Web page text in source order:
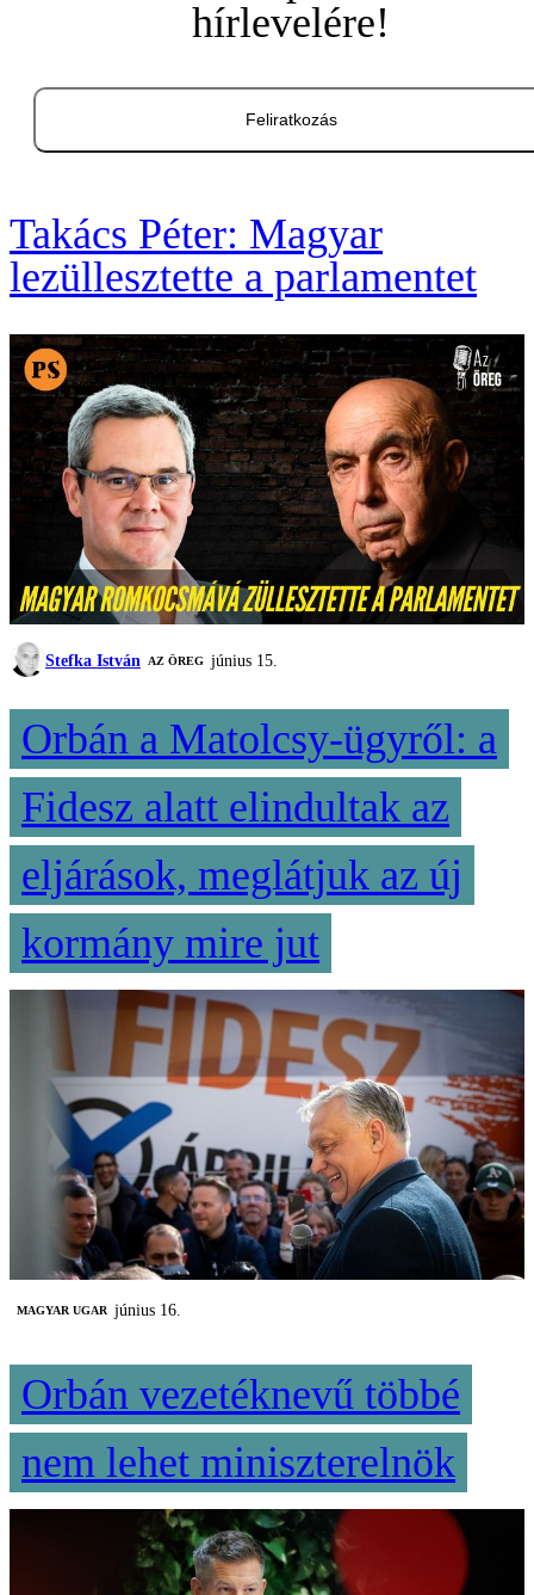
hírlevelére!
Feliratkozás
Takács Péter: Magyar
lezüllesztette a parlamentet
Stefka István AZ ÖREG június 15.
Orbán a Matolcsy-ügyről: a
Fidesz alatt elindultak az
eljárások, meglátjuk az új
kormány mire jut
MAGYAR UGAR június 16.
Orbán vezetéknevű többé
nem lehet miniszterelnök